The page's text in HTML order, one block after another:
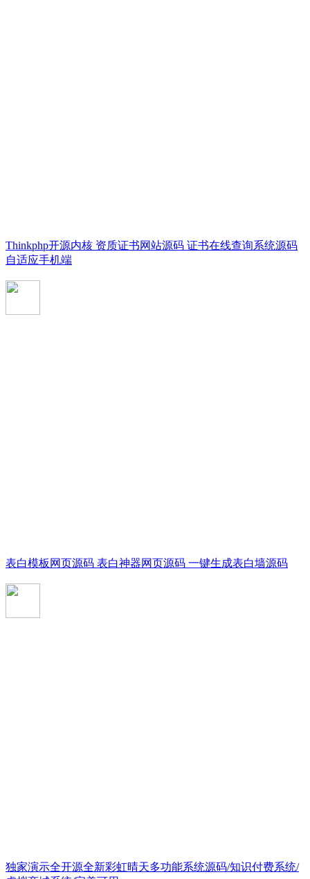
Thinkphp开源内核 资质证书网站源码 证书在线查询系统源码
自适应手机端
表白模板网页源码 表白神器网页源码 一键生成表白墙源码
独家演示全开源全新彩虹晴天多功能系统源码/知识付费系统/